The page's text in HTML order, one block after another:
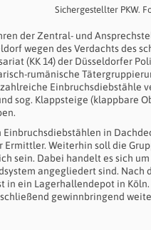
Sichergestellter PKW.
der Zentral- und
wegen des Verdachts des
(KK 14) der Düsseldorfer
rumänische
Einbruchsdiebstähle
sog. Klappsteige (klappbare
in
Ermittler. Weiterhin soll die
sein. Dabei handelt es sich
angegliedert sind.
in ein Lagerhallendepot in
gewinnbringend